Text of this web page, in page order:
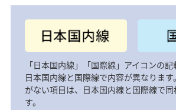
「日本国内線」「国際線」アイコンの記
日本国内線と国際線で内容が異なりま
がない項目は、日本国内線と国際線で
す。